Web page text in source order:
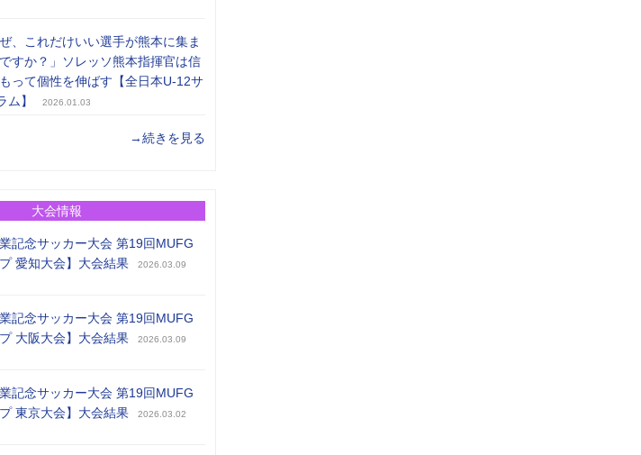
ぜ、これだけいい選手が熊本に集ま
すか？」ソレッソ熊本指揮官は信
って個性を伸ばす【全日本U-12サ
ム】
2026.01.03
→続きを見る
大会情報
業記念サッカー大会 第19回MUFG
愛知大会】大会結果
2026.03.09
業記念サッカー大会 第19回MUFG
大阪大会】大会結果
2026.03.09
業記念サッカー大会 第19回MUFG
東京大会】大会結果
2026.03.02